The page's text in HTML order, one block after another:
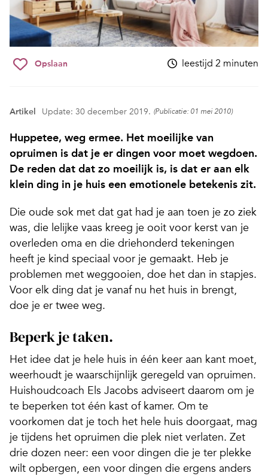
Opslaan leestijd 2 minuten
Artikel Update: 30 december 2019. (Publicatie: 01 mei 2010)
Huppetee, weg ermee. Het moeilijke van
opruimen is dat je er dingen voor moet wegdoen.
De reden dat dat zo moeilijk is, is dat er aan elk
klein ding in je huis een emotionele betekenis zit.
Die oude sok met dat gat had je aan toen je zo ziek
was, die lelijke vaas kreeg je ooit voor kerst van je
overleden oma en die driehonderd tekeningen
heeft je kind speciaal voor je gemaakt. Heb je
problemen met weggooien, doe het dan in stapjes.
Voor elk ding dat je vanaf nu het huis in brengt,
doe je er twee weg.
Beperk je taken.
Het idee dat je hele huis in één keer aan kant moet,
weerhoudt je waarschijnlijk geregeld van opruimen.
Huishoudcoach Els Jacobs adviseert daarom om je
te beperken tot één kast of kamer. Om te
voorkomen dat je toch het hele huis doorgaat, mag
je tijdens het opruimen die plek niet verlaten. Zet
drie dozen neer: een voor dingen die je ter plekke
wilt opbergen, een voor dingen die ergens anders